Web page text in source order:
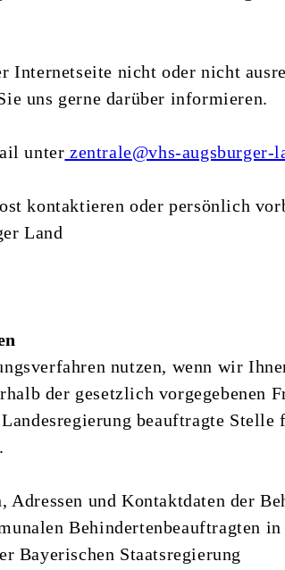
Internetseite nicht oder nicht
uns gerne darüber informieren.
unter zentrale@vhs-augsburger-
kontaktieren oder persönlich
Land
nutzen, wenn wir
der gesetzlich vorgegebenen
beauftragte
und Kontaktdaten der
Behindertenbeauftragten in
Bayerischen Staatsregierung